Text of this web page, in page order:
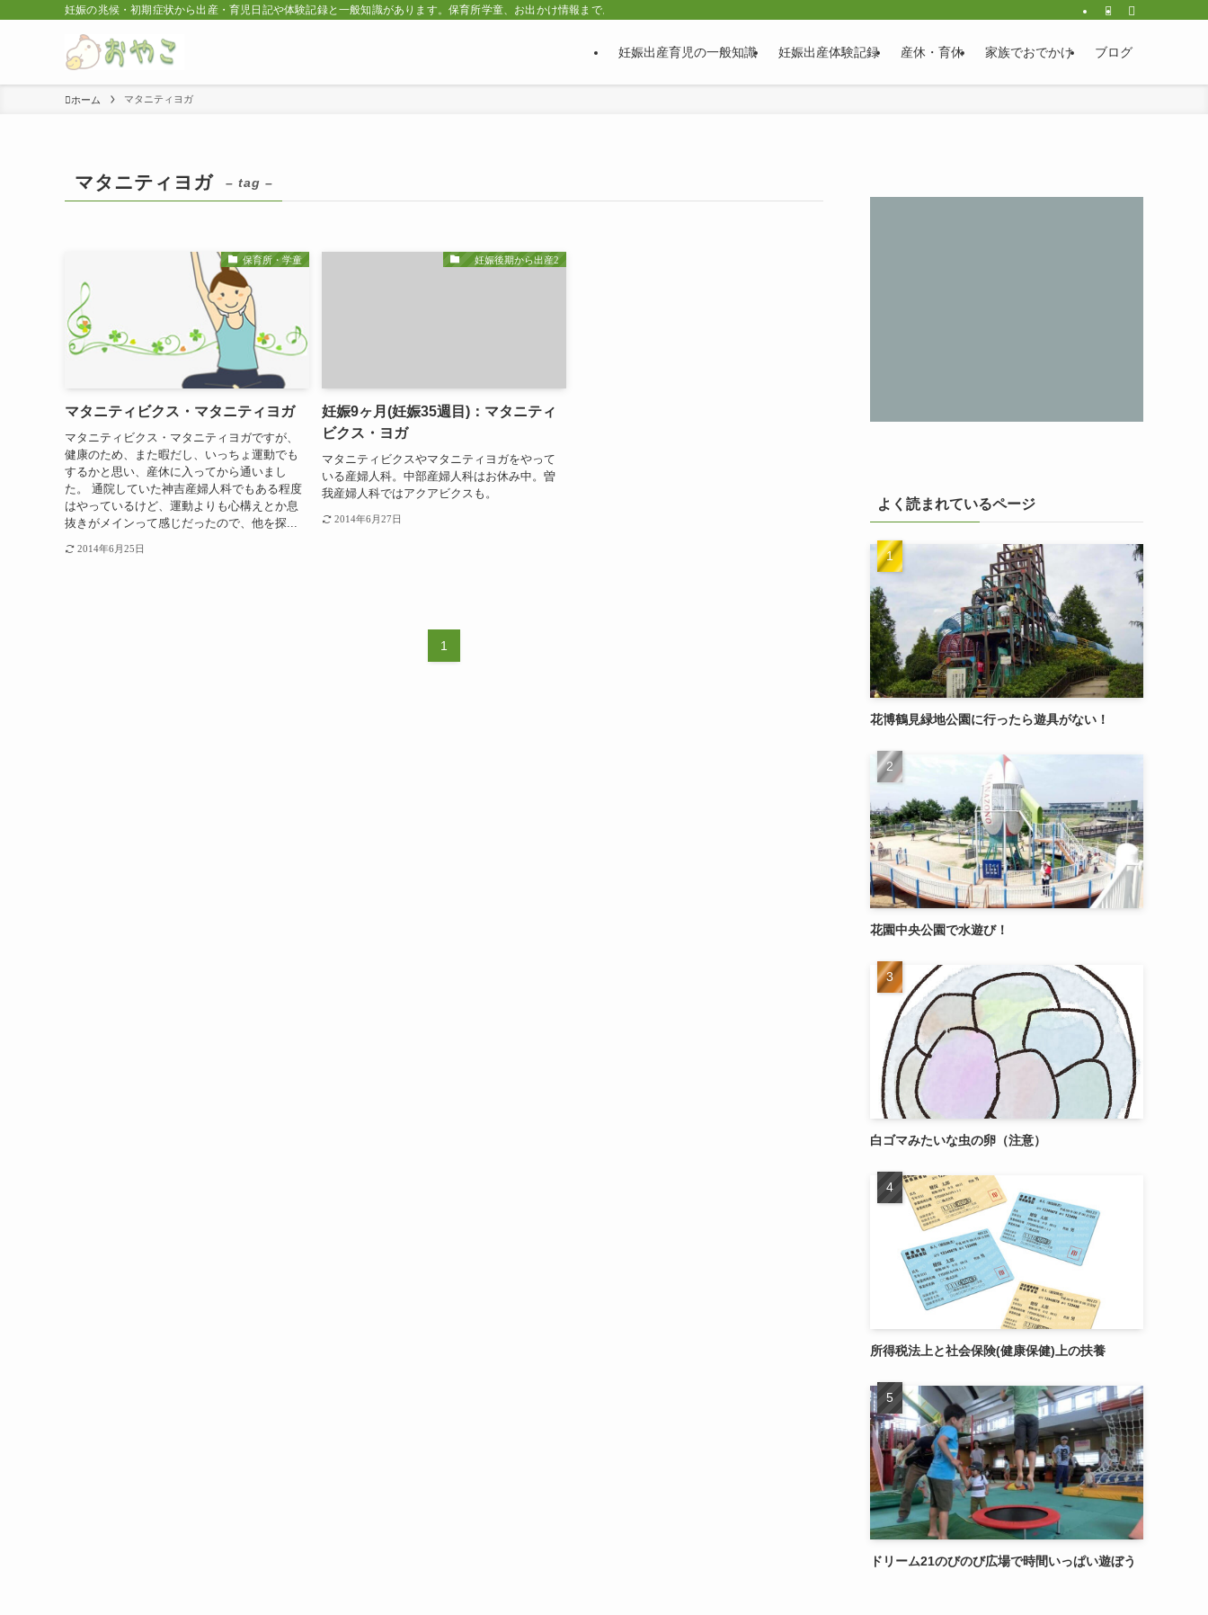
妊娠の兆候・初期症状から出産・育児日記や体験記録と一般知識があります。保育所学童、お出かけ情報まで。
妊娠出産育児の一般知識 妊娠出産体験記録 産休・育休 家族でおでかけ ブログ
ホーム マタニティヨガ
マタニティヨガ – tag –
保育所・学童
マタニティビクス・マタニティヨガ
マタニティビクス・マタニティヨガですが、
健康のため、また暇だし、いっちょ運動でも
するかと思い、産休に入ってから通いまし
た。 通院していた神吉産婦人科でもある程度
はやっているけど、運動よりも心構えとか息
抜きがメインって感じだったので、他を探...
2014年6月25日
妊娠後期から出産2
妊娠9ヶ月(妊娠35週目)：マタニティ
ビクス・ヨガ
マタニティビクスやマタニティヨガをやって
いる産婦人科。中部産婦人科はお休み中。曽
我産婦人科ではアクアビクスも。
2014年6月27日
1
よく読まれているページ
花博鶴見緑地公園に行ったら遊具がない！
花園中央公園で水遊び！
白ゴマみたいな虫の卵（注意）
所得税法上と社会保険(健康保健)上の扶養
ドリーム21のびのび広場で時間いっぱい遊ぼう